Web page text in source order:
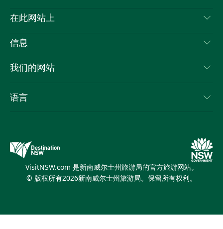
喳
联系我们
隐私
Cookie 通知
在此网站上
目的地
新南威尔士州公路旅行
活动
信息
旅行信息
新南威尔士州的商业
我们的网站
新南威尔士州旅游局媒体中心
缤纷悉尼灯光音乐节
语言
VisitNSW.com 是新南威尔士州旅游局的官方旅游网站。
© 版权所有2026新南威尔士州旅游局。保留所有权利。